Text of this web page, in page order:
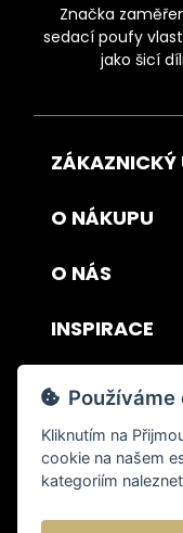
Značka
sedací poufy
jako šicí
ZÁKAZNICKÝ
O NÁKUPU
O NÁS
INSPIRACE
DOPRAVA A
© 2026 ITALSKY
Používáme
Kliknutím na
cookie na našem eshopu. Více
kategoriím